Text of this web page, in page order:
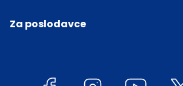
Za poslodavce